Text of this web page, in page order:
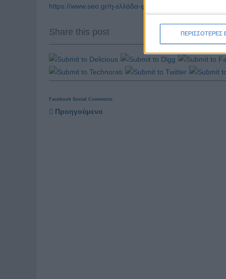
ΠΕΡΙΣΣΟΤΕΡΕΣ
https://www.seo.gr/η-ελλάδα-φιλοξένησε-την-
Share this post
Facebook Social Comments
Προηγούμενο